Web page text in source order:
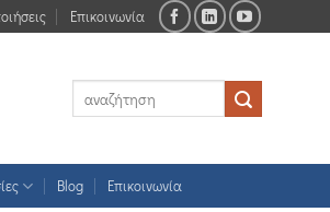
Επικοινωνία
Blog Επικοινωνία